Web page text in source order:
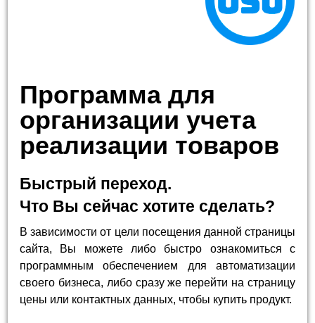
Программа для
организации учета
реализации товаров
Быстрый переход.
Что Вы сейчас хотите сделать?
В зависимости от цели посещения данной страницы
сайта, Вы можете либо быстро ознакомиться с
программным обеспечением для автоматизации
своего бизнеса, либо сразу же перейти на страницу
цены или контактных данных, чтобы купить продукт.